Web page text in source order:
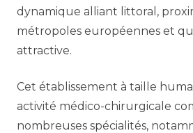
dynamique alliant littoral,
métropoles européennes et
attractive.
Cet établissement à taille
activité médico-chirurgicale
nombreuses spécialités,